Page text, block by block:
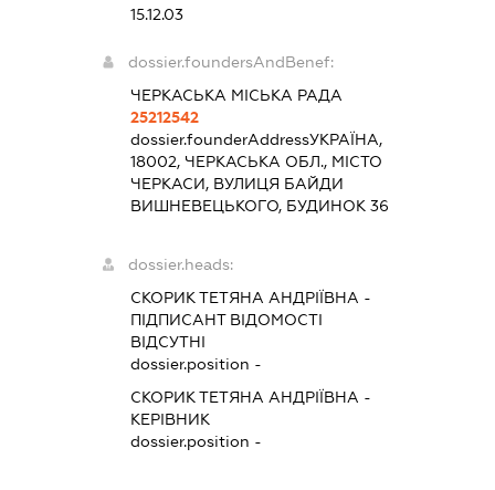
15.12.03
dossier.foundersAndBenef:
ЧЕРКАСЬКА МІСЬКА РАДА
25212542
dossier.founderAddressУКРАЇНА,
18002, ЧЕРКАСЬКА ОБЛ., МІСТО
ЧЕРКАСИ, ВУЛИЦЯ БАЙДИ
ВИШНЕВЕЦЬКОГО, БУДИНОК 36
dossier.heads:
СКОРИК ТЕТЯНА АНДРІЇВНА -
ПІДПИСАНТВІДОМОСТІ
ВІДСУТНІ
dossier.position -
СКОРИК ТЕТЯНА АНДРІЇВНА -
КЕРІВНИК
dossier.position -